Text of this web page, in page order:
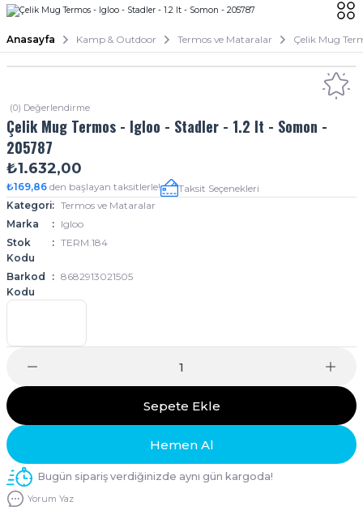
Anasayfa Kamp & Outdoor Termos ve Mataralar Çelik Mug
(0) Değerlendirme
Çelik Mug Termos - Igloo - Stadler - 1.2 lt - Somon -
205787
₺1.632,00
₺169,86 den başlayan taksitlerle!
Taksit Seçenekleri
Kategori
Termos ve Mataralar
Marka
Igloo
Stok
Kodu
TERM.184
Barkod
Kodu
8682913021505
Sepete Ekle
Hemen Al
Bugün sipariş verdiğinizde aynı gün kargoda!
Yorum Yaz